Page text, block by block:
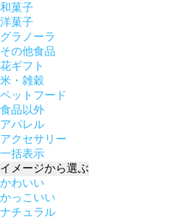
和菓子
洋菓子
グラノーラ
その他食品
花ギフト
米・雑穀
ペットフード
食品以外
アパレル
アクセサリー
一括表示
イメージから選ぶ
かわいい
かっこいい
ナチュラル